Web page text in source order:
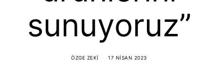
sunuyoruz”
ÖZGE ZEKI 17 NISAN 2023